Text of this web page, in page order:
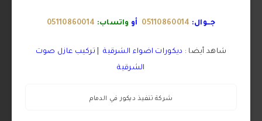
جــوال: أو واتساب:
شاهد أيضا : ديكورات اضواء الشرقية| تركيب عازل صوت
الشرقية
شركة تنفيذ ديكور في الدمام